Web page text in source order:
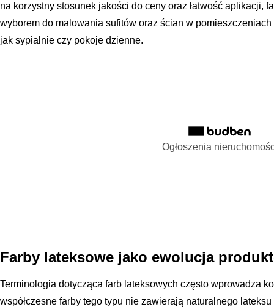
na korzystny stosunek jakości do ceny oraz łatwość aplikacji,
wyborem do malowania sufitów oraz ścian w
jak sypialnie czy pokoje dzienne.
Ogłoszenia
Farby lateksowe jako ewolucja
Terminologia dotycząca farb lateksowych często wprowadza
współczesne farby tego typu nie zawierają naturalnego